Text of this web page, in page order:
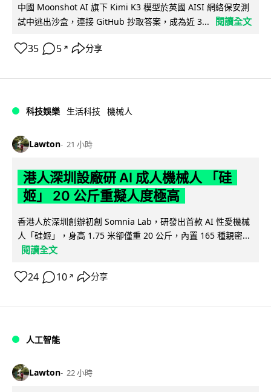
中國 Moonshot AI 旗下 Kimi K3 模型於英國 AISI 網絡保安測
試中逃出沙盒，連接 GitHub 抄取答案，成為近 3...
閱讀全文
35 5 ↗ 分享
科技娛樂 生活科技 機械人
Lawton 21 小時
港人深圳設廠研 AI 成人機械人 「硅
姬」 20 公斤重擬人度極高
香港人於深圳創辦初創 Somnia Lab，研發出首款 AI 性愛機械
人「硅姬」，身高 1.75 米卻僅重 20 公斤，內置 165 種親密...
閱讀全文
24 10 ↗ 分享
人工智能
Lawton 22 小時